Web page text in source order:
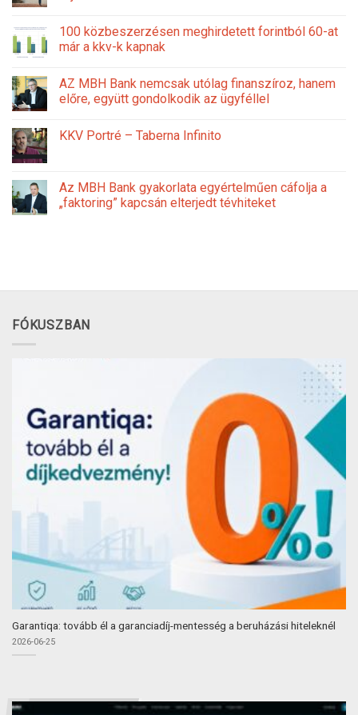
100 közbeszerzésen meghirdetett forintból 60-at
már a kkv-k kapnak
AZ MBH Bank nemcsak utólag finanszíroz, hanem
előre, együtt gondolkodik az ügyféllel
KKV Portré – Taberna Infinito
Az MBH Bank gyakorlata egyértelműen cáfolja a
„faktoring” kapcsán elterjedt tévhiteket
FÓKUSZBAN
Garantiqa: tovább él a garanciadíj-mentesség a beruházási hiteleknél
2026-06-25